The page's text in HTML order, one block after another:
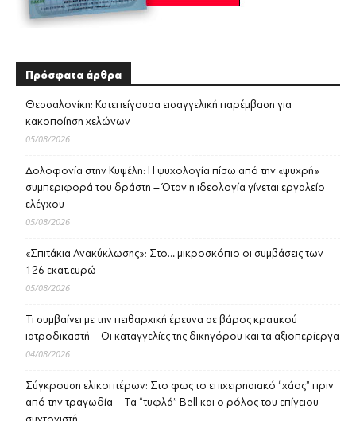
Πρόσφατα άρθρα
Θεσσαλονίκη: Κατεπείγουσα εισαγγελική παρέμβαση για
κακοποίηση χελώνων
05/08/2026
Δολοφονία στην Κυψέλη: Η ψυχολογία πίσω από την «ψυχρή»
συμπεριφορά του δράστη – Όταν η ιδεολογία γίνεται εργαλείο
ελέγχου
05/08/2026
«Σπιτάκια Ανακύκλωσης»: Στο… μικροσκόπιο οι συμβάσεις των
126 εκατ.ευρώ
05/08/2026
Τι συμβαίνει με την πειθαρχική έρευνα σε βάρος κρατικού
ιατροδικαστή – Οι καταγγελίες της δικηγόρου και τα αξιοπερίεργα
04/08/2026
Σύγκρουση ελικοπτέρων: Στο φως το επιχειρησιακό “χάος” πριν
από την τραγωδία – Τα “τυφλά” Bell και ο ρόλος του επίγειου